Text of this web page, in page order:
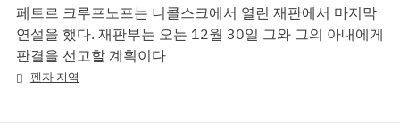
페트르 크루프노프는 니콜스크에서 열린 재판에서 마지막
연설을 했다. 재판부는 오는 12월 30일 그와 그의 아내에게
판결을 선고할 계획이다
펜자 지역